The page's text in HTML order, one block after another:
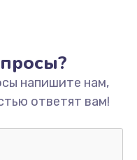
напишите нам,
ответят вам!